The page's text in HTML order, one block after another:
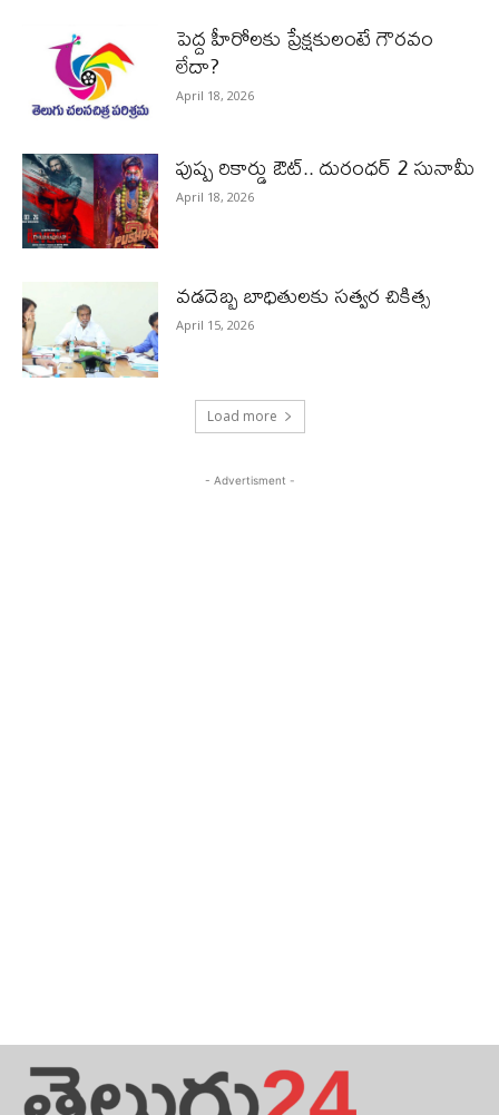
పెద్ద హీరోల‌కు ప్రేక్ష‌కులంటే గౌర‌వం
లేదా?
April 18, 2026
పుష్ప రికార్డు ఔట్‌.. దురంధ‌ర్ 2 సునామీ
April 18, 2026
వడదెబ్బ బాధితులకు సత్వర చికిత్స
April 15, 2026
Load more
- Advertisment -